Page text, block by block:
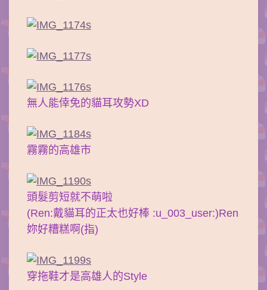
無人能倖免的貓耳攻勢XD
霧霧的高雄市
頭髮剪短就不萌啦
(Ren:戴貓耳的正太也好棒 :u_003_user:)Ren
妳好糟糕啊(指)
穿拖鞋才是高雄人的Style